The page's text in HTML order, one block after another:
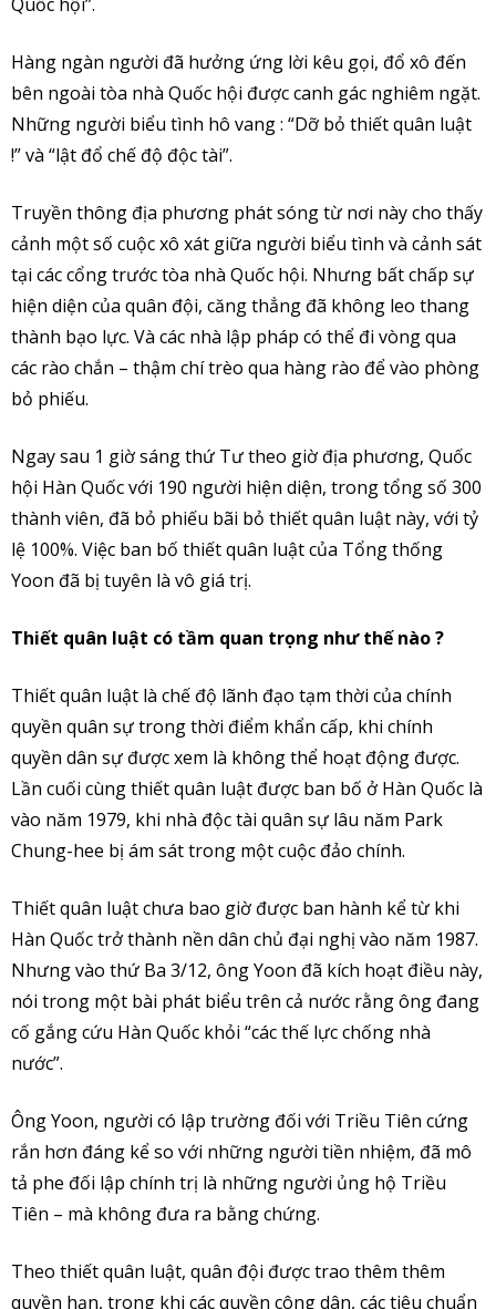
Hàng ngàn người đã hưởng ứng lời kêu gọi, đổ xô đến
bên ngoài tòa nhà Quốc hội được canh gác nghiêm ngặt.
Những người biểu tình hô vang : “Dỡ bỏ thiết quân luật
!” và “lật đổ chế độ độc tài”.
Truyền thông địa phương phát sóng từ nơi này cho thấy
cảnh một số cuộc xô xát giữa người biểu tình và cảnh sát
tại các cổng trước tòa nhà Quốc hội. Nhưng bất chấp sự
hiện diện của quân đội, căng thẳng đã không leo thang
thành bạo lực. Và các nhà lập pháp có thể đi vòng qua
các rào chắn – thậm chí trèo qua hàng rào để vào phòng
bỏ phiếu.
Ngay sau 1 giờ sáng thứ Tư theo giờ địa phương, Quốc
hội Hàn Quốc với 190 người hiện diện, trong tổng số 300
thành viên, đã bỏ phiếu bãi bỏ thiết quân luật này, với tỷ
lệ 100%. Việc ban bố thiết quân luật của Tổng thống
Yoon đã bị tuyên là vô giá trị.
Thiết quân luật có tầm quan trọng như thế nào ?
Thiết quân luật là chế độ lãnh đạo tạm thời của chính
quyền quân sự trong thời điểm khẩn cấp, khi chính
quyền dân sự được xem là không thể hoạt động được.
Lần cuối cùng thiết quân luật được ban bố ở Hàn Quốc là
vào năm 1979, khi nhà độc tài quân sự lâu năm Park
Chung-hee bị ám sát trong một cuộc đảo chính.
Thiết quân luật chưa bao giờ được ban hành kể từ khi
Hàn Quốc trở thành nền dân chủ đại nghị vào năm 1987.
Nhưng vào thứ Ba 3/12, ông Yoon đã kích hoạt điều này,
nói trong một bài phát biểu trên cả nước rằng ông đang
cố gắng cứu Hàn Quốc khỏi “các thế lực chống nhà
nước”.
Ông Yoon, người có lập trường đối với Triều Tiên cứng
rắn hơn đáng kể so với những người tiền nhiệm, đã mô
tả phe đối lập chính trị là những người ủng hộ Triều
Tiên – mà không đưa ra bằng chứng.
Theo thiết quân luật, quân đội được trao thêm thêm
quyền hạn, trong khi các quyền công dân, các tiêu chuẩn